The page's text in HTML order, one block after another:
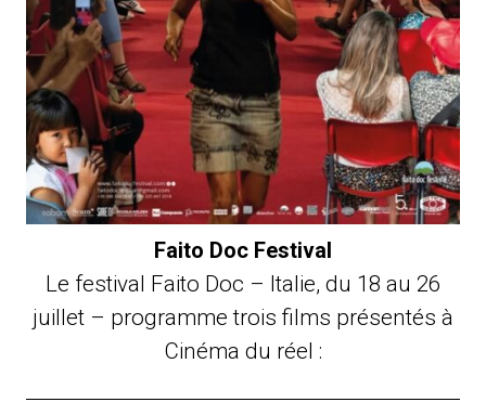
Faito Doc Festival
Le festival Faito Doc – Italie, du 18 au 26
juillet – programme trois films présentés à
Cinéma du réel :